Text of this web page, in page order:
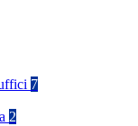
7
2